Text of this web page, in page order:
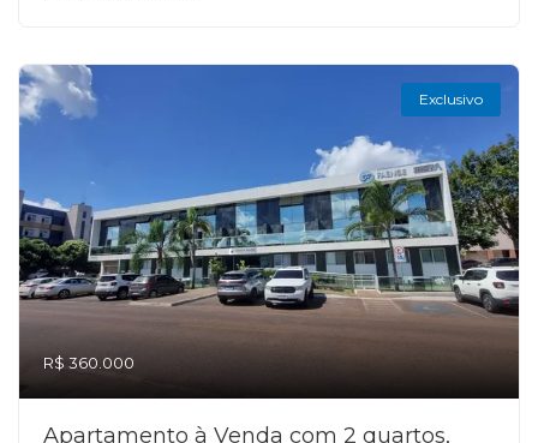
Exclusivo
R$ 360.000
Apartamento à Venda com 2 quartos,